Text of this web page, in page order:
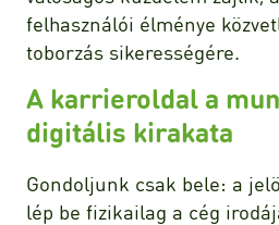
felhasználói élménye
toborzás sikerességére.
A karrieroldal a
digitális kirakata
Gondoljunk csak bele: a
lép be fizikailag a cég